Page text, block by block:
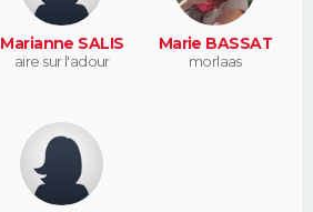
Marianne SALIS
aire sur l'adour
Marie BASSAT
morlaas